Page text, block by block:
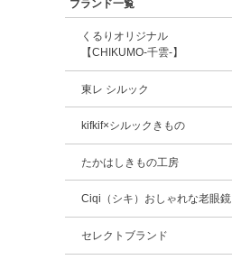
ブランド一覧
くるりオリジナル
【CHIKUMO-千雲-】
東レ シルック
kifkif×シルックきもの
たかはしきもの工房
Ciqi（シキ）おしゃれな老眼鏡
セレクトブランド